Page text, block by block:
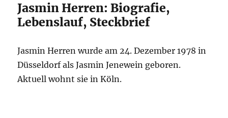
Jasmin Herren: Biografie,
Lebenslauf, Steckbrief
Jasmin Herren wurde am 24. Dezember 1978 in
Düsseldorf als Jasmin Jenewein geboren.
Aktuell wohnt sie in Köln.